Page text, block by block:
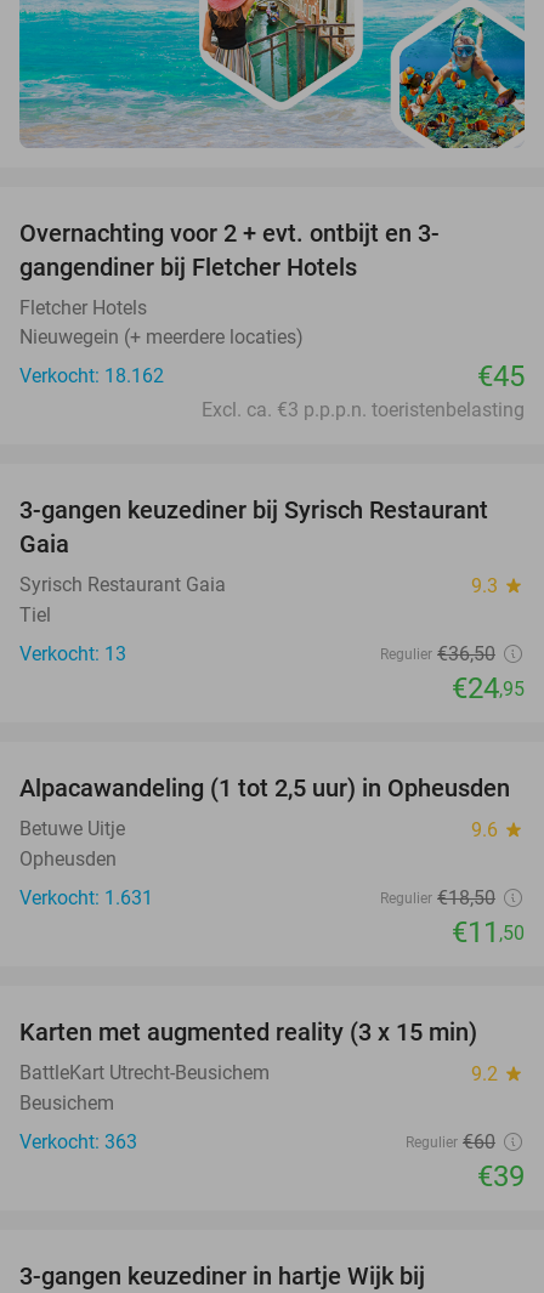
Overnachting voor 2 + evt. ontbijt en 3-
gangendiner bij Fletcher Hotels
Fletcher Hotels
Nieuwegein (+ meerdere locaties)
Verkocht: 18.162
€45
Excl. ca. €3 p.p.p.n. toeristenbelasting
32%
3-gangen keuzediner bij Syrisch Restaurant
Gaia
Syrisch Restaurant Gaia 9.3 star
Tiel
Verkocht: 13
Regulier €36,50
€24,95
38%
Alpacawandeling (1 tot 2,5 uur) in Opheusden
Betuwe Uitje 9.6 star
Opheusden
Verkocht: 1.631
Regulier €18,50
€11 ,50
35%
Karten met augmented reality (3 x 15 min)
BattleKart Utrecht-Beusichem 9.2 star
Beusichem
Verkocht: 363
Regulier €60
€39
3-gangen keuzediner in hartje Wijk bij